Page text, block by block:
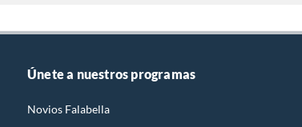
Únete a nuestros programas
Novios Falabella